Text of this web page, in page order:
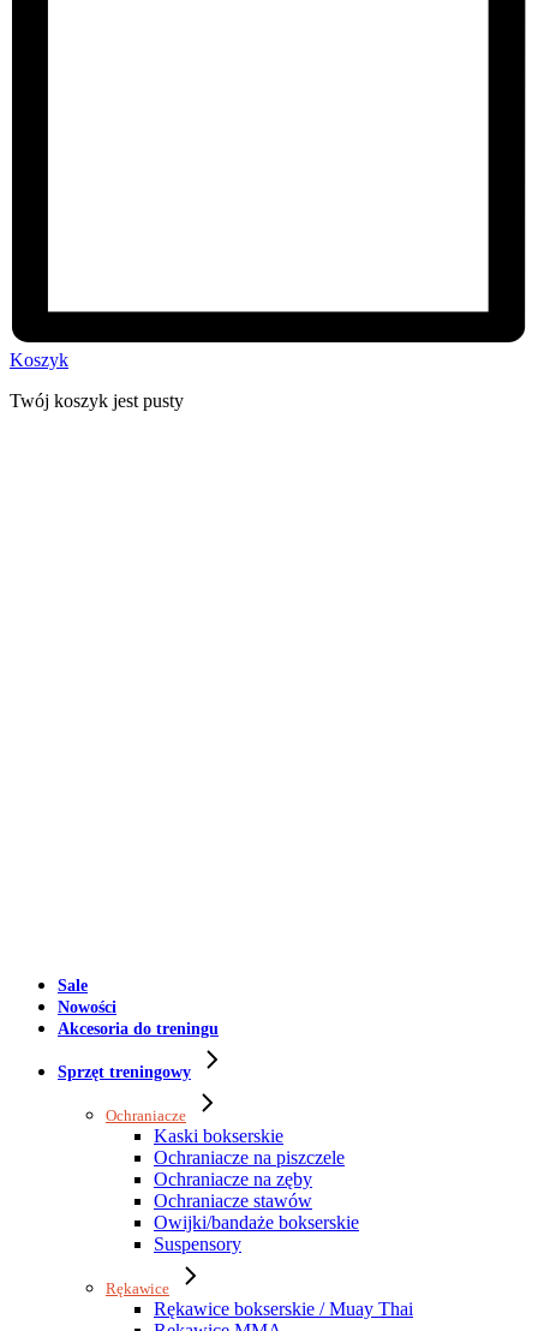
Koszyk
Twój koszyk jest pusty
Sale
Nowości
Akcesoria do treningu
Sprzęt treningowy
Ochraniacze
Kaski bokserskie
Ochraniacze na piszczele
Ochraniacze na zęby
Ochraniacze stawów
Owijki/bandaże bokserskie
Suspensory
Rękawice
Rękawice bokserskie / Muay Thai